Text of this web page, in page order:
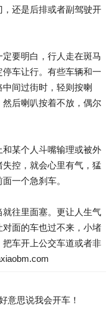
还是后排或者副驾驶开
要明白，行人走在斑马
车让行。有些车辆和一
间过街时，轻则按喇
后喇叭按着不放，偶尔
某个人斗嘴输理或被外
控，就会心里有气，猛
一个急刹车。
往里面塞。更让人生气
面的车也过不来，小堵
车开上公交车道或者非
意思说我会开车！